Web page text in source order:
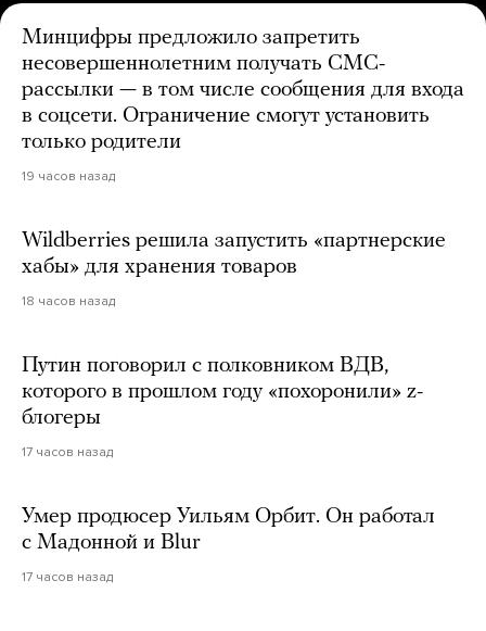
Минцифры предложило запретить
несовершеннолетним получать СМС-
рассылки — в том числе сообщения для входа
в соцсети. Ограничение смогут установить
только родители
19 часов назад
Wildberries решила запустить «партнерские
хабы» для хранения товаров
18 часов назад
Путин поговорил с полковником ВДВ,
которого в прошлом году «похоронили» z-
блогеры
17 часов назад
Умер продюсер Уильям Орбит. Он работал
с Мадонной и Blur
17 часов назад